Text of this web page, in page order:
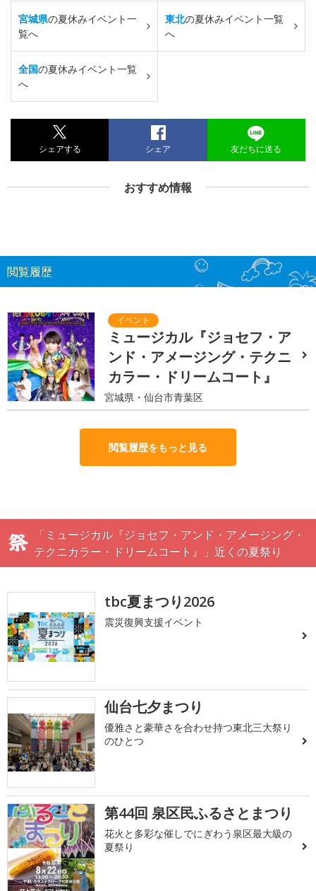
宮城県の夏休みイベント一
覧へ
東北の夏休みイベント一覧
へ
全国の夏休みイベント一覧
へ
シェアする シェア 友だちに送る
おすすめ情報
閲覧履歴
ミュージカル『ジョセフ・ア
ンド・アメージング・テクニ
カラー・ドリームコート』
宮城県・仙台市青葉区
閲覧履歴をもっと見る
「ミュージカル『ジョセフ・アンド・アメージング・
テクニカラー・ドリームコート』」近くの夏祭り
tbc夏まつり2026
震災復興支援イベント
仙台七夕まつり
優雅さと豪華さを合わせ持つ東北三大祭り
のひとつ
第44回 泉区民ふるさとまつり
花火と多彩な催しでにぎわう泉区最大級の
夏祭り